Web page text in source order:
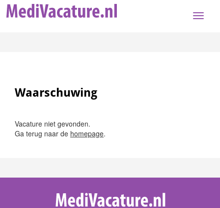
Toggle
Waarschuwing
Vacature niet gevonden.
Ga terug naar de homepage.